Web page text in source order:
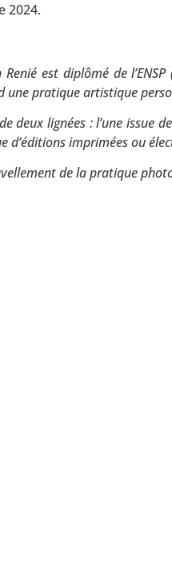
2024.
Renié est diplômé de
pratique artistique
deux lignées : l’une issue
d’éditions imprimées ou
de la pratique